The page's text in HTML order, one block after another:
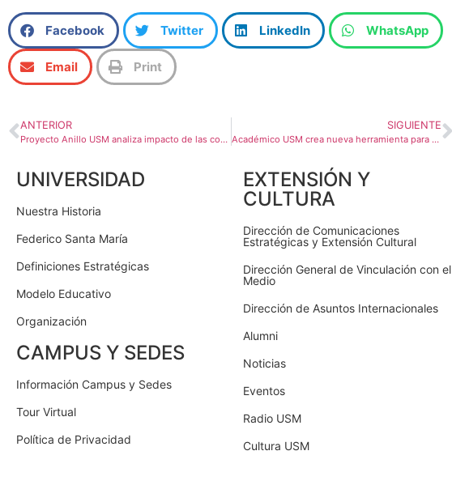
Facebook Twitter LinkedIn WhatsApp
Email Print
ANTERIOR
Proyecto Anillo USM analiza impacto de las compras públicas de alimentos en la sostenibilidad y la justicia territorial
SIGUIENTE
Académico USM crea nueva herramienta para certificar mieles endémicas evitando fraudes
UNIVERSIDAD
Nuestra Historia
Federico Santa María
Definiciones Estratégicas
Modelo Educativo
Organización
CAMPUS Y SEDES
Información Campus y Sedes
Tour Virtual
Política de Privacidad
EXTENSIÓN Y
CULTURA
Dirección de Comunicaciones
Estratégicas y Extensión Cultural
Dirección General de Vinculación con el
Medio
Dirección de Asuntos Internacionales
Alumni
Noticias
Eventos
Radio USM
Cultura USM